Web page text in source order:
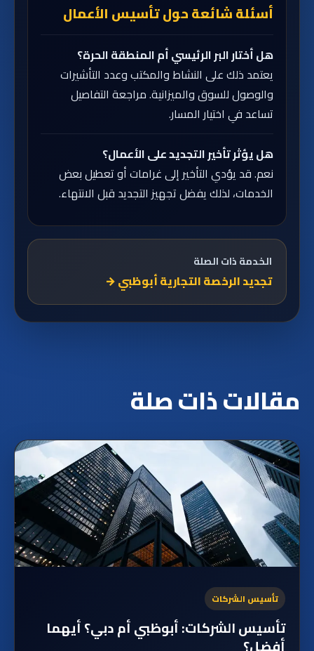
أسئلة شائعة حول تأسيس الأعمال
هل أختار البر الرئيسي أم المنطقة الحرة؟
يعتمد ذلك على النشاط والمكتب وعدد التأشيرات
والوصول للسوق والميزانية. مراجعة التفاصيل
تساعد في اختيار المسار.
هل يؤثر تأخير التجديد على الأعمال؟
نعم. قد يؤدي التأخير إلى غرامات أو تعطيل بعض
الخدمات، لذلك يفضل تجهيز التجديد قبل الانتهاء.
الخدمة ذات الصلة
تجديد الرخصة التجارية أبوظبي→
مقالات ذات صلة
تأسيس الشركات
تأسيس الشركات: أبوظبي أم دبي؟ أيهما